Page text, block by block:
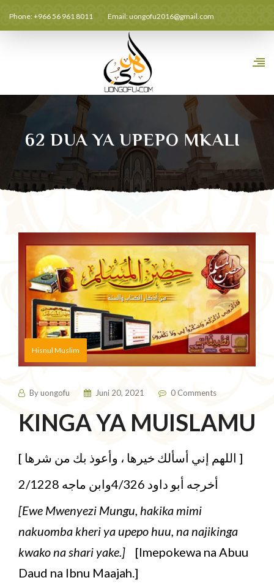
Phone: +966 56 961 8011 Email:uongofu2016@gmail.com
62 DUA YA UPEPO MKALI
Hisnul Muslim
Byuongofu Juni 20, 2021 0 Comments
KINGA YA MUISLAMU
[ اللهم إني أسألك خيرها ، وأعوذ بك من شرها ]
أخرجه أبو داود 4/326وابن ماجه 2/1228
[Ewe Mwenyezi Mungu, hakika mimi
nakuomba kheri ya upepo huu, na najikinga
kwako na shari yake.]
[Imepokewa na Abuu
Daud na Ibnu Maajah.]